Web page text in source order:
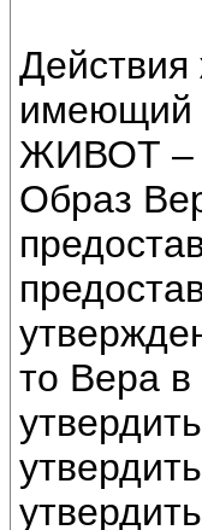
Действия
имеющий
ЖИВОТ –
Образ
то Вера в